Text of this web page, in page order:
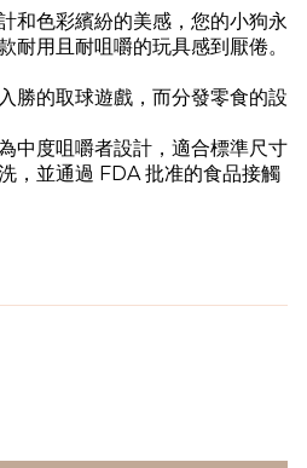
和色彩繽紛的美感，您的小狗永
耐用且耐咀嚼的玩具感到厭倦。
勝的取球遊戲，而分發零食的設
中度咀嚼者設計，適合標準尺寸
，並通過 FDA 批准的食品接觸